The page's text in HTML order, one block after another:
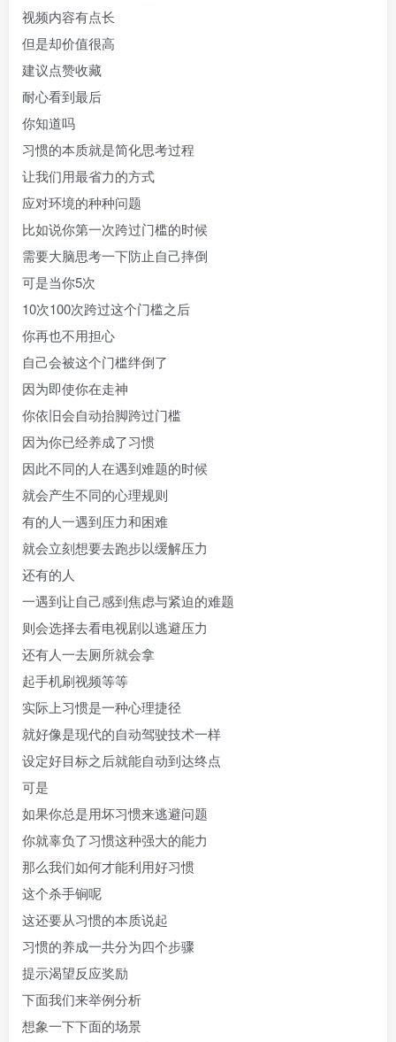
视频内容有点长
但是却价值很高
建议点赞收藏
耐心看到最后
你知道吗
习惯的本质就是简化思考过程
让我们用最省力的方式
应对环境的种种问题
比如说你第一次跨过门槛的时候
需要大脑思考一下防止自己摔倒
可是当你5次
10次100次跨过这个门槛之后
你再也不用担心
自己会被这个门槛绊倒了
因为即使你在走神
你依旧会自动抬脚跨过门槛
因为你已经养成了习惯
因此不同的人在遇到难题的时候
就会产生不同的心理规则
有的人一遇到压力和困难
就会立刻想要去跑步以缓解压力
还有的人
一遇到让自己感到焦虑与紧迫的难题
则会选择去看电视剧以逃避压力
还有人一去厕所就会拿
起手机刷视频等等
实际上习惯是一种心理捷径
就好像是现代的自动驾驶技术一样
设定好目标之后就能自动到达终点
可是
如果你总是用坏习惯来逃避问题
你就辜负了习惯这种强大的能力
那么我们如何才能利用好习惯
这个杀手锏呢
这还要从习惯的本质说起
习惯的养成一共分为四个步骤
提示渴望反应奖励
下面我们来举例分析
想象一下下面的场景